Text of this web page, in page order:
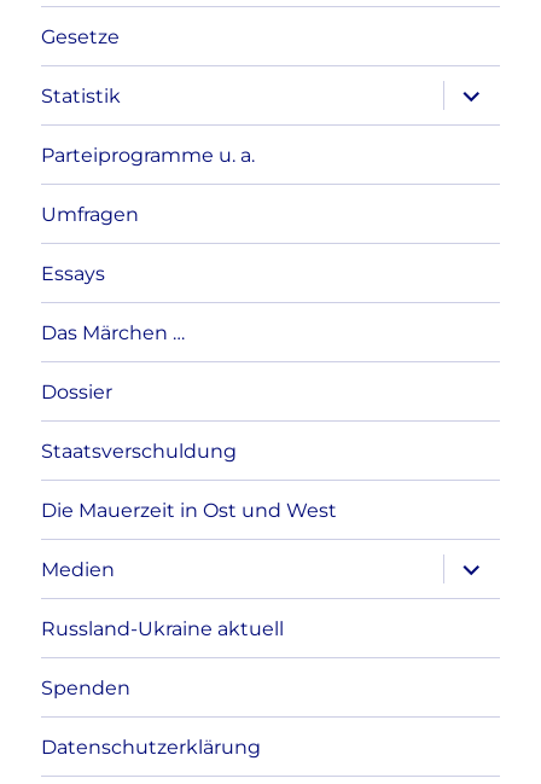
Gesetze
Statistik
anzeigen
Parteiprogramme u. a.
Umfragen
Essays
Das Märchen …
Dossier
Staatsverschuldung
Die Mauerzeit in Ost und West
Medien
anzeigen
Russland-Ukraine aktuell
Spenden
Datenschutzerklärung